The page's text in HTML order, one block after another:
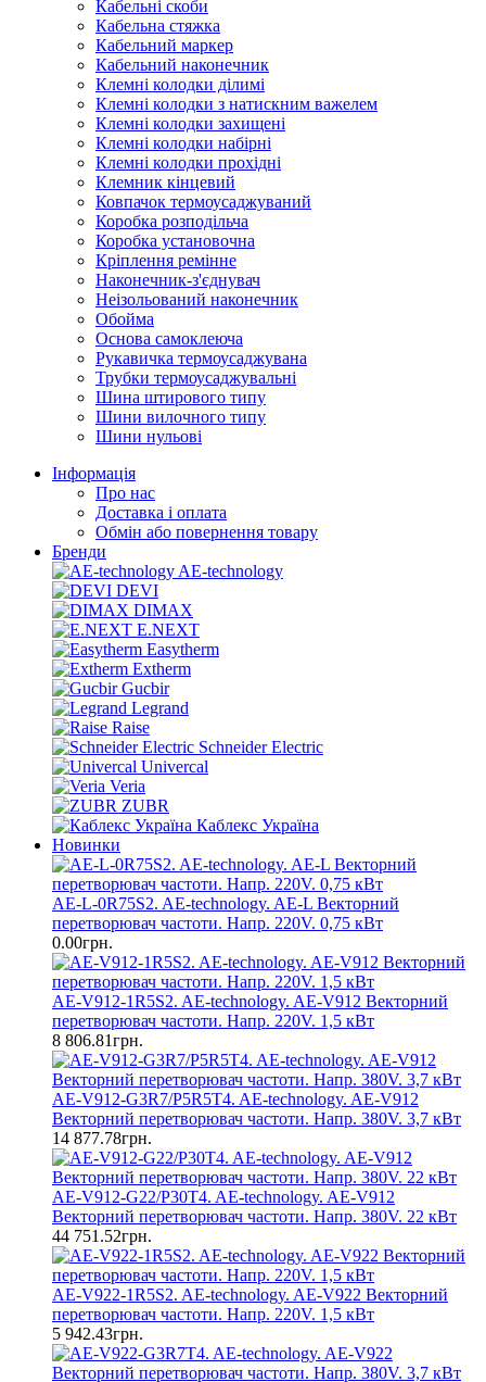
Кабельні скоби
Кабельна стяжка
Кабельний маркер
Кабельний наконечник
Клемні колодки ділимі
Клемні колодки з натискним важелем
Клемні колодки захищені
Клемні колодки набірні
Клемні колодки прохідні
Клемник кінцевий
Ковпачок термоусаджуваний
Коробка розподільча
Коробка установочна
Кріплення ремінне
Наконечник-з'єднувач
Неізольований наконечник
Обойма
Основа самоклеюча
Рукавичка термоусаджувана
Трубки термоусаджувальні
Шина штирового типу
Шини вилочного типу
Шини нульові
Інформація
Про нас
Доставка і оплата
Обмін або повернення товару
Бренди
AE-technology
DEVI
DIMAX
E.NEXT
Easytherm
Extherm
Gucbir
Legrand
Raise
Schneider Electric
Univercal
Veria
ZUBR
Каблекс Україна
Новинки
AE-L-0R75S2. AE-technology. AE-L Векторний
перетворювач частоти. Напр. 220V. 0,75 кВт
0.00грн.
AE-V912-1R5S2. AE-technology. AE-V912 Векторний
перетворювач частоти. Напр. 220V. 1,5 кВт
8 806.81грн.
AE-V912-G3R7/P5R5T4. AE-technology. AE-V912
Векторний перетворювач частоти. Напр. 380V. 3,7 кВт
14 877.78грн.
AE-V912-G22/P30T4. AE-technology. AE-V912
Векторний перетворювач частоти. Напр. 380V. 22 кВт
44 751.52грн.
AE-V922-1R5S2. AE-technology. AE-V922 Векторний
перетворювач частоти. Напр. 220V. 1,5 кВт
5 942.43грн.